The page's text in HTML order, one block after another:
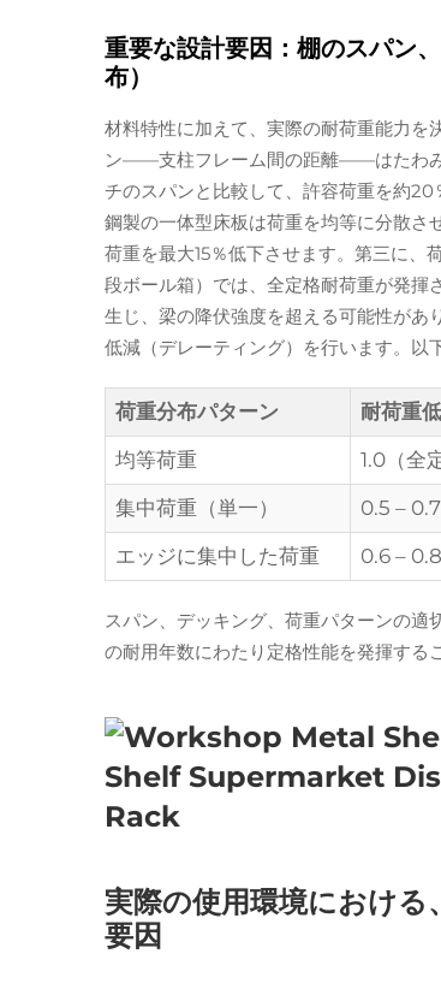
重要な設計要因：棚のスパン
布）
材料特性に加えて、実際の耐荷重能力を
ン——支柱フレーム間の距離——はたわみ
チのスパンと比較して、許容荷重を約20
鋼製の一体型床板は荷重を均等に分散さ
荷重を最大15％低下させます。第三に、
段ボール箱）では、全定格耐荷重が発揮
生じ、梁の降伏強度を超える可能性が
低減（デレーティング）を行います。以
荷重分布パターン 耐荷重
均等荷重
1.0（全
集中荷重（単一）
0.5 – 0.7
エッジに集中した荷重
0.6 – 0.8
スパン、デッキング、荷重パターンの適
の耐用年数にわたり定格性能を発揮する
実際の使用環境における
要因